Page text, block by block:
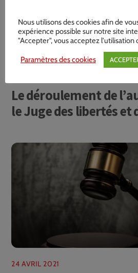
Le déroulement de
le Juge des libertés et
24 AVRIL 2021
Nous utilisons des cookies afin de
expérience possible sur notre site
"Accepter", vous acceptez l'utilisation
Paramètres des cookies